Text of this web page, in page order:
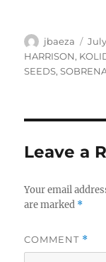
Author
jbaeza
on
HARRISON,
SEEDS,
Leave a
Your email
are marked *
COMMENT *